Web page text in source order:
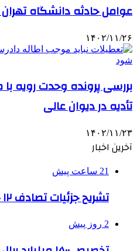
عوامل حادثه دانشگاه
۱۴۰۲/۱۱/۲۶
بررسی پرونده وحدت رویه
تأدیه در دیوان عالی
۱۴۰۲/۱۱/۲۳
آخرین اخبار
21 ساعت پیش
تشریح جزئیات تصادف ۱۲ خودرو با ۱۹ مصدوم
2 روز پیش